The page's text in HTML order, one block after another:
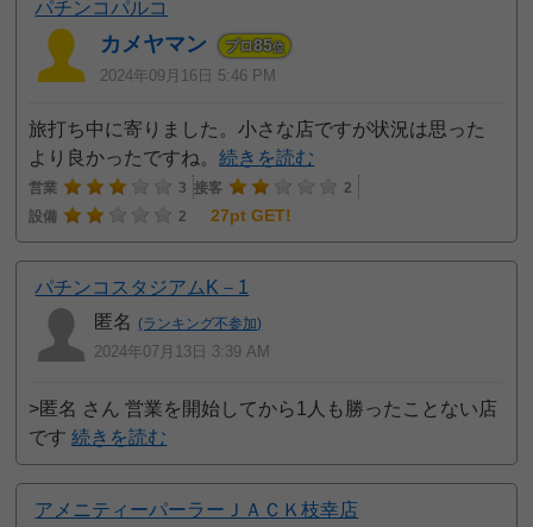
パチンコパルコ
カメヤマン プロ85位
2024年09月16日 5:46 PM
旅打ち中に寄りました。小さな店ですが状況は思った
より良かったですね。続きを読む
営業 3 接客
2
設備
2 27pt GET!
パチンコスタジアムK－1
匿名 (ランキング不参加)
2024年07月13日 3:39 AM
>匿名 さん 営業を開始してから1人も勝ったことない店
です続きを読む
アメニティーパーラーＪＡＣＫ枝幸店